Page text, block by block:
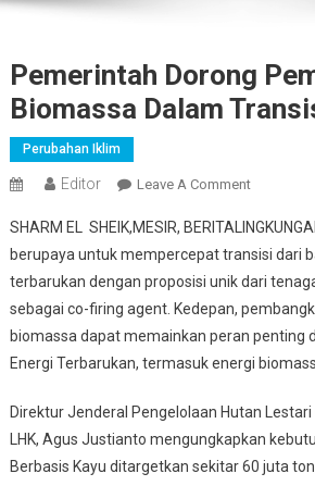
Pemerintah Dorong
Biomassa Dalam
Perubahan Iklim
Editor Leave A CommentOn
Dorong
Biomassa
Dalam
Transisi
Energi
SHARM EL SHEIK,MESIR,
berupaya untuk mempercepat transisi dari
terbarukan dengan proposisi unik dari
sebagai co-firing agent. Kedepan,
biomassa dapat memainkan peran penting
Energi Terbarukan, termasuk energi
Direktur Jenderal Pengelolaan Hutan
LHK, Agus Justianto mengungkapkan
Berbasis Kayu ditargetkan sekitar 60 juta